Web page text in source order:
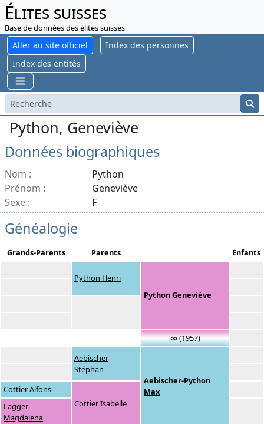
Élites suisses
Base de données des élites suisses
Aller au site officiel
Index des personnes
Index des entités
Python, Geneviève
Données biographiques
Nom :
Python
Prénom :
Geneviève
Sexe :
F
Généalogie
Grands-Parents Parents Enfants
Python Henri
Python Geneviève
∞ (1957)
Aebischer
Stéphan
Aebischer-Python
Max
Cottier Alfons
Cottier Isabelle
Lagger
Magdalena